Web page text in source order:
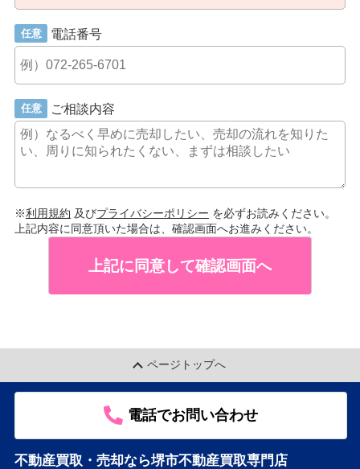
任意 電話番号
任意 ご相談内容
※利用規約 及びプライバシーポリシー を必ずお読みください。
上記内容に同意頂いた場合は、確認画面へお進みください。
上記に同意して確認画面へ
ページトップへ
電話でお問い合わせ
不動産買取・売却なら堺市不動産買取専門店